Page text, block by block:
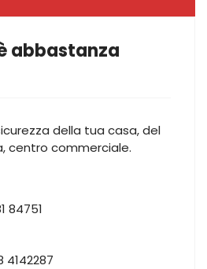
abbastanza
della tua casa, del
centro commerciale.
84751
4142287